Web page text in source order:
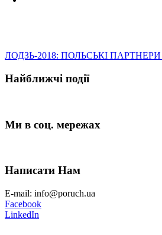
ЛОДЗЬ-2018: ПОЛЬСЬКІ
Найближчі події
Ми в соц. мережах
Написати Нам
E-mail: info@poruch.ua
Facebook
LinkedIn